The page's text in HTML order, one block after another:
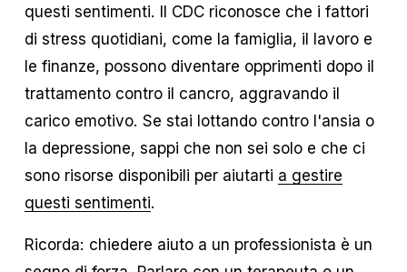
questi sentimenti. Il CDC riconosce che i fattori
di stress quotidiani, come la famiglia, il lavoro e
le finanze, possono diventare opprimenti dopo il
trattamento contro il cancro, aggravando il
carico emotivo. Se stai lottando contro l'ansia o
la depressione, sappi che non sei solo e che ci
sono risorse disponibili per aiutarti a gestire
questi sentimenti.
Ricorda: chiedere aiuto a un professionista è un